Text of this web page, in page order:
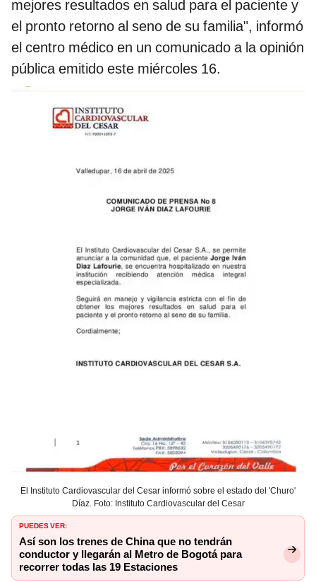
mejores resultados en salud para el paciente y
el pronto retorno al seno de su familia", informó
el centro médico en un comunicado a la opinión
pública emitido este miércoles 16.
El Instituto Cardiovascular del Cesar informó sobre el estado del 'Churo'
Díaz. Foto: Instituto Cardiovascular del Cesar
PUEDES VER:
Así son los trenes de China que no tendrán
conductor y llegarán al Metro de Bogotá para
recorrer todas las 19 Estaciones